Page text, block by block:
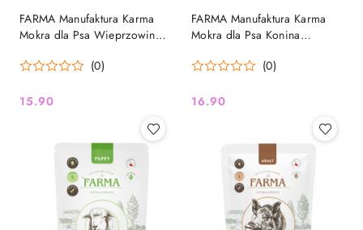
FARMA Manufaktura Karma
Mokra dla Psa Wieprzowina
(0)
Cena:
15.90
FARMA Manufaktura Karma
Mokra dla Psa Konina
(0)
Cena:
16.90